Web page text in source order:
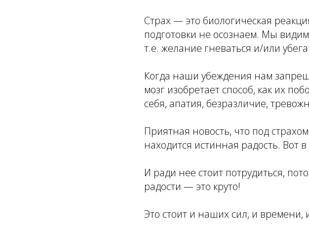
Страх — это биологическая
подготовки не осознаем. Мы
т.е. желание гневаться и/или
Когда наши убеждения нам
мозг изобретает способ, как их
себя, апатия, безразличие,
Приятная новость, что под
находится истинная радость.
И ради нее стоит потрудиться,
радости — это круто!
Это стоит и наших сил, и времени,